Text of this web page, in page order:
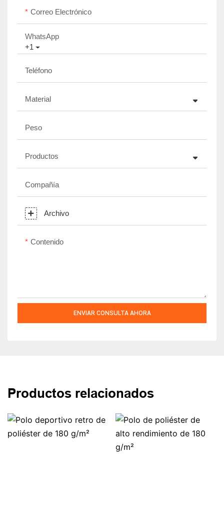
Correo Electrónico
+1
WhatsApp
Teléfono
Material
Peso
Productos
Compañía
Archivo
Contenido
ENVIAR CONSULTA AHORA
Productos relacionados